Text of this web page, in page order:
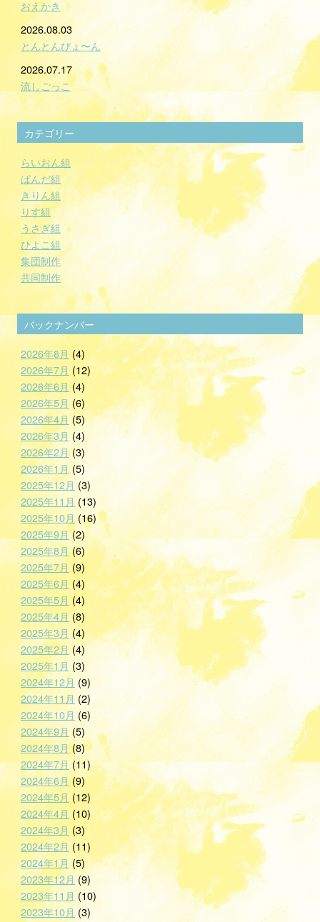
おえかき
2026.08.03
とんとんびょ〜ん
2026.07.17
流しごっこ
カテゴリー
らいおん組
ぱんだ組
きりん組
りす組
うさぎ組
ひよこ組
集団制作
共同制作
バックナンバー
2026年8月 (4)
2026年7月 (12)
2026年6月 (4)
2026年5月 (6)
2026年4月 (5)
2026年3月 (4)
2026年2月(3)
2026年1月(5)
2025年12月 (3)
2025年11月(13)
2025年10月(16)
2025年9月(2)
2025年8月(6)
2025年7月 (9)
2025年6月 (4)
2025年5月 (4)
2025年4月(8)
2025年3月(4)
2025年2月 (4)
2025年1月 (3)
2024年12月 (9)
2024年11月 (2)
2024年10月 (6)
2024年9月(5)
2024年8月(8)
2024年7月(11)
2024年6月(9)
2024年5月 (12)
2024年4月 (10)
2024年3月 (3)
2024年2月(11)
2024年1月(5)
2023年12月(9)
2023年11月 (10)
2023年10月 (3)